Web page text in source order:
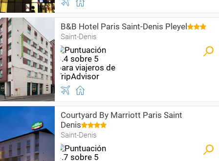
B&B Hotel Paris Saint-Denis Pleyel
Saint-Denis
Courtyard By Marriott Paris Saint
Denis
Saint-Denis